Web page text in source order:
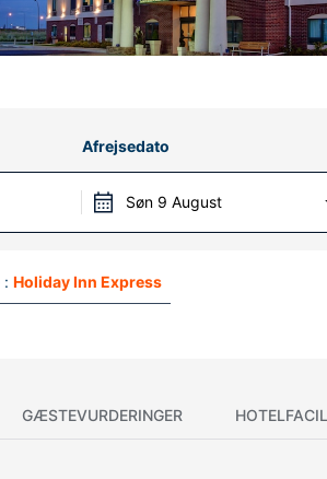
Afrejsedato
Søn 9 August
: Holiday Inn Express
GÆSTEVURDERINGER